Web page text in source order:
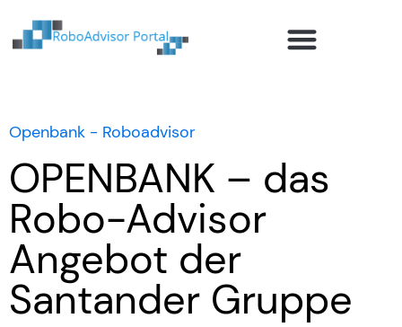
Openbank - Roboadvisor
OPENBANK – das
Robo-Advisor
Angebot der
Santander Gruppe